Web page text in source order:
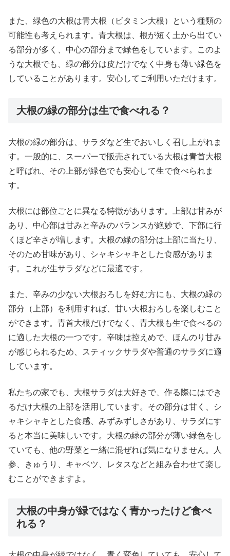
また、緑色の大根は青大根（ビタミン大根）という種類の
可能性も考えられます。青大根は、根が短く土から出てい
る部分が多く、中心の部分まで緑色をしています。このよ
うな大根でも、緑の部分は皮だけでなく中身も薄い緑色を
していることがあります。安心してご利用いただけます。
大根の緑の部分は生で食べれる？
大根の緑の部分は、サラダなど生でおいしく召し上がれま
す。一般的に、スーパーで販売されている大根は青首大根
と呼ばれ、その上部が緑色でも安心して生で食べられま
す。
大根には部位ごとに異なる特徴があります。上部は甘みが
あり、中心部は甘みと辛みのバランスが絶妙で、下部に行
くほど辛さが増します。大根の緑の部分は上部に当たり、
そのため甘味があり、シャキシャキとした食感がありま
す。これが生サラダなどに最適です。
また、辛みの少ない大根おろしを好む方にも、大根の緑の
部分（上部）を利用すれば、甘い大根おろしを楽しむこと
ができます。青首大根だけでなく、青大根も生で食べるの
に適した大根の一つです。辛味は控えめで、ほんのり甘み
が感じられるため、スティックサラダや普通のサラダに適
しています。
私たちの家でも、大根サラダは大好きで、作る際にはでき
るだけ大根の上部を活用しています。その部分は甘く、シ
ャキシャキとした食感、みずみずしさがあり、サラダにす
ると本当に美味しいです。大根の緑の部分が薄い緑色をし
ていても、他の野菜と一緒に混ぜれば気になりません。人
参、きゅうり、キャベツ、レタスなどと組み合わせて楽し
むことができますよ。
大根の中身が緑ではなく青かったけど食べ
れる？